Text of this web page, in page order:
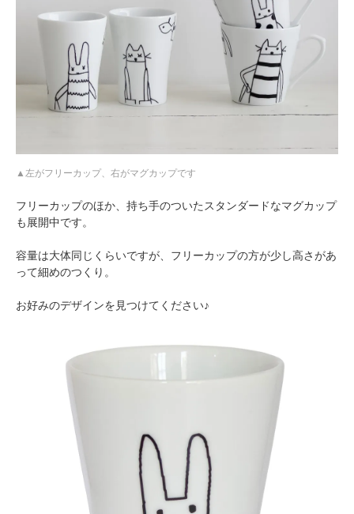
左がフリーカップ、右がマグカップです
フリーカップのほか、持ち手のついたスタンダードなマグカップ
も展開中です。
容量は大体同じくらいですが、フリーカップの方が少し高さがあ
って細めのつくり。
お好みのデザインを見つけてください♪